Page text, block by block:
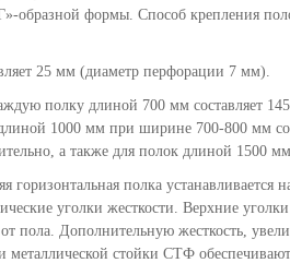
формы. Способ крепления
25 мм (диаметр перфорации 7 мм).
полку длиной 700 мм составляет
1000 мм при ширине 700-800 мм
а также для полок длиной 1500 мм
полка устанавливается
уголки жесткости. Верхние
пола. Дополнительную жесткость,
металлической стойки СТФ